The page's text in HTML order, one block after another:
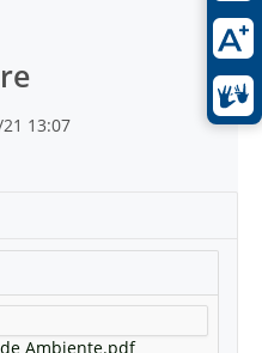
13:07
de Ambiente.pdf